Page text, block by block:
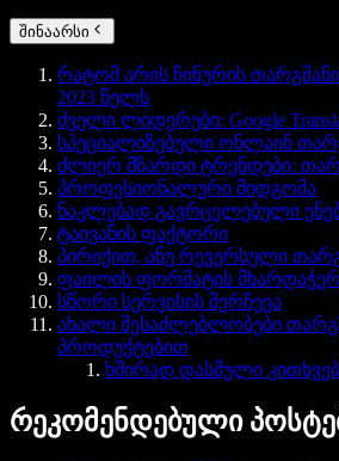
შინაარსი
რატომ არის ჩინურის
2023 წელს
ძველი ლიდერები: Google
სპეციალიზებული ონლაინ
ძლიერ მზარდი ტრენდები:
პროფესიონალური მიდგომა
ნაკლებად გავრცელებული
ტაივანის ფაქტორი
პირიქით, ანუ რევერსული
ფაილის ფორმატის
სწორი სერვისის შერჩევა
ახალი შესაძლებლობები
პროდუქტებით
ხშირად დასმული
რეკომენდებული